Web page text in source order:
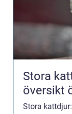
Stora
översikt
Stora